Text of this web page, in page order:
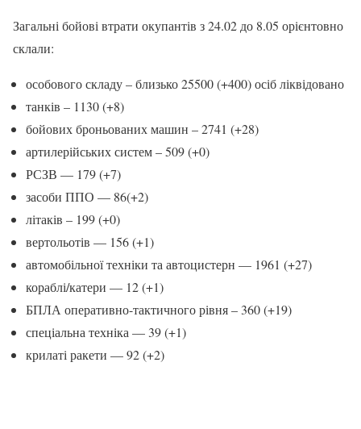
Загальні бойові втрати окупантів з 24.02 до 8.05 орієнтовно
склали:
особового складу – близько 25500 (+400) осіб ліквідовано
танків – 1130 (+8)
бойових броньованих машин – 2741 (+28)
артилерійських систем – 509 (+0)
РСЗВ — 179 (+7)
засоби ППО — 86(+2)
літаків – 199 (+0)
вертольотів — 156 (+1)
автомобільної техніки та автоцистерн — 1961 (+27)
кораблі/катери — 12 (+1)
БПЛА оперативно-тактичного рівня – 360 (+19)
спеціальна техніка — 39 (+1)
крилаті ракети — 92 (+2)